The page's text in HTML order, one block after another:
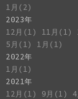
1月(2)
2023年
12月(1)
11月(1)
5月(1)
1月(1)
2022年
1月(1)
2021年
12月(1)
9月(1)